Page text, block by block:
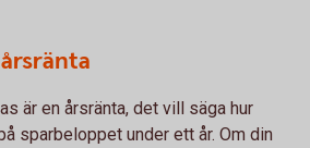
är en årsränta, det vill säga hur
sparbeloppet under ett år. Om din